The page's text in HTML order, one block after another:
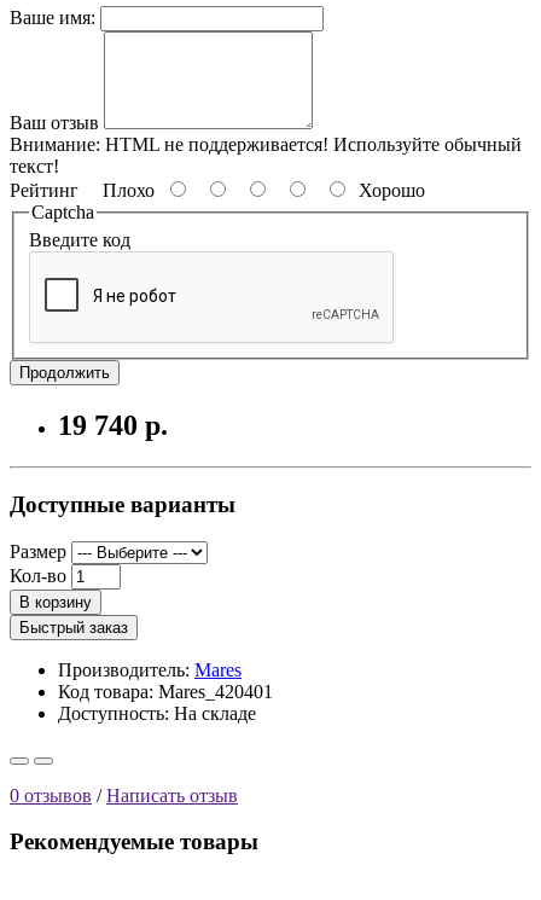
Ваше имя:
Ваш отзыв
Внимание: HTML не поддерживается! Используйте обычный
текст!
Рейтинг Плохо
Хорошо
Captcha
Введите код
Продолжить
19 740 р.
Доступные варианты
Размер
Кол-во
В корзину
Быстрый заказ
Производитель: Mares
Код товара: Mares_420401
Доступность: На складе
0 отзывов /Написать отзыв
Рекомендуемые товары